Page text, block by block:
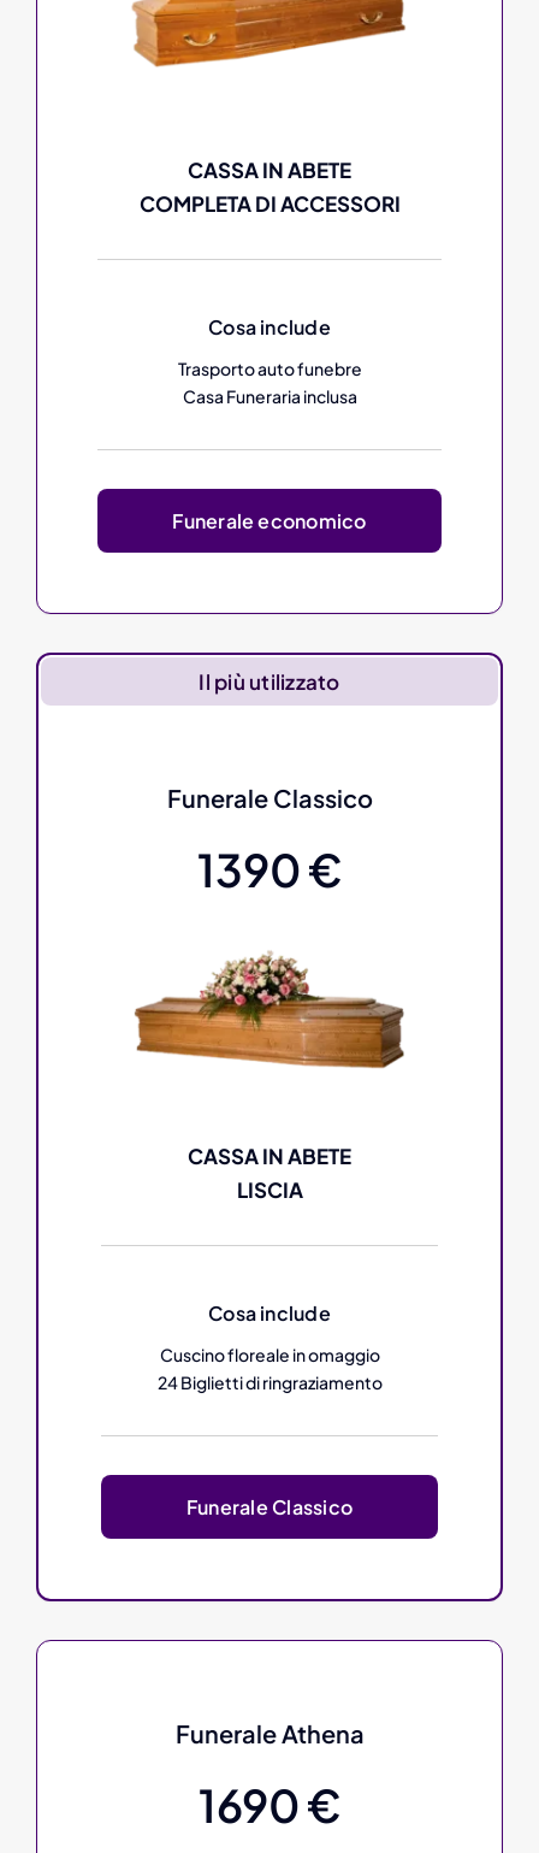
CASSA IN ABETE
COMPLETA DI ACCESSORI
Cosa include
Trasporto auto funebre
Casa Funeraria inclusa
Funerale economico
Il più utilizzato
Funerale Classico
1390 €
CASSA IN ABETE
LISCIA
Cosa include
Cuscino floreale in omaggio
24 Biglietti di ringraziamento
Funerale Classico
Funerale Athena
1690 €